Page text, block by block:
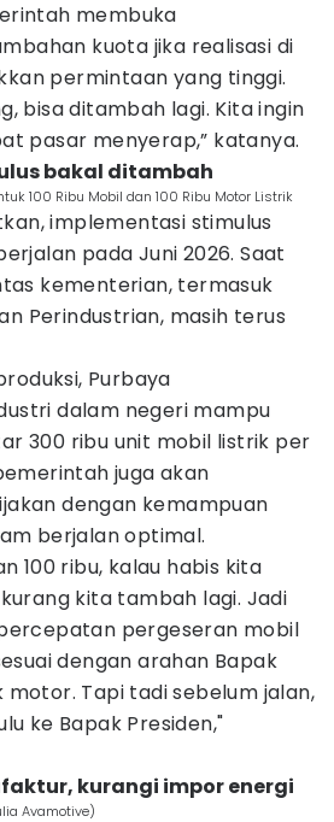
membuka
kuota jika realisasi di
permintaan yang tinggi.
bisa ditambah lagi. Kita ingin
pasar menyerap,” katanya.
bakal ditambah
100 Ribu Mobil dan 100 Ribu Motor Listrik
implementasi stimulus
pada Juni 2026. Saat
kementerian, termasuk
Perindustrian, masih terus
Purbaya
dalam negeri mampu
300 ribu unit mobil listrik per
juga akan
dengan kemampuan
berjalan optimal.
100 ribu, kalau habis kita
kita tambah lagi. Jadi
pergeseran mobil
dengan arahan Bapak
motor. Tapi tadi sebelum jalan,
ke Bapak Presiden,"
kurangi impor energi
Avamotive)